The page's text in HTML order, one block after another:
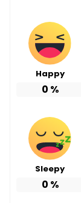
Happy
0 %
Sleepy
0 %